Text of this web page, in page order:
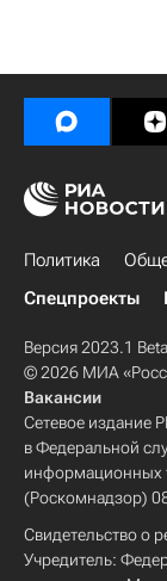
Политика
Спецпроекты
Версия 2023.1 Beta
© 2026 МИА
Вакансии
Сетевое издание
в Федеральной
информационных
(Роскомнадзор)
Свидетельство о
Учредитель: